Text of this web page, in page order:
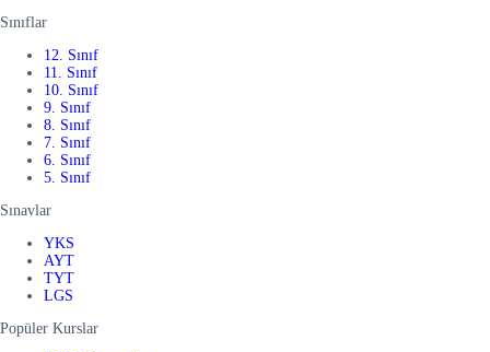
Sınıflar
12. Sınıf
11. Sınıf
10. Sınıf
9. Sınıf
8. Sınıf
7. Sınıf
6. Sınıf
5. Sınıf
Sınavlar
YKS
AYT
TYT
LGS
Popüler Kurslar